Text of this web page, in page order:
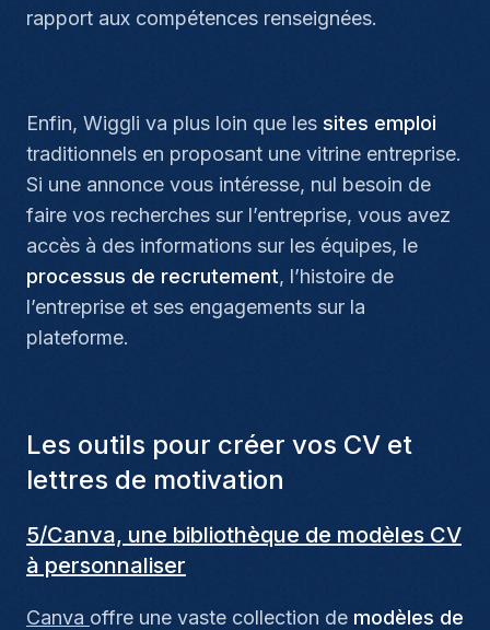
rapport aux compétences renseignées.
Enfin, Wiggli va plus loin que les sites emploi
traditionnels en proposant une vitrine entreprise.
Si une annonce vous intéresse, nul besoin de
faire vos recherches sur l’entreprise, vous avez
accès à des informations sur les équipes, le
processus de recrutement, l’histoire de
l’entreprise et ses engagements sur la
plateforme.
Les outils pour créer vos CV et
lettres de motivation
5/Canva, une bibliothèque de modèles CV
à personnaliser
Canva offre une vaste collection de modèles de